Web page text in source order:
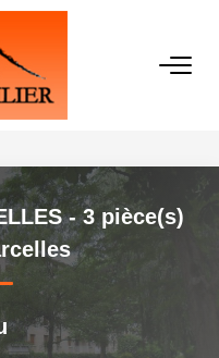
- 3 pièce(s)